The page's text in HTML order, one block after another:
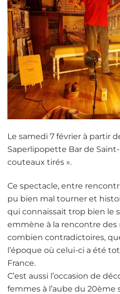
Le samedi 7 février à partir
Saperlipopette Bar de
couteaux tirés ».
Ce spectacle, entre
pu bien mal tourner et
qui connaissait trop bien le
emmène à la rencontre des
combien contradictoires,
l’époque où celui-ci a été
France.
C’est aussi l’occasion de
femmes à l’aube du